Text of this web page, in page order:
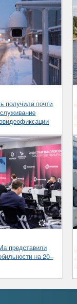
получила почти
представили
на 20–